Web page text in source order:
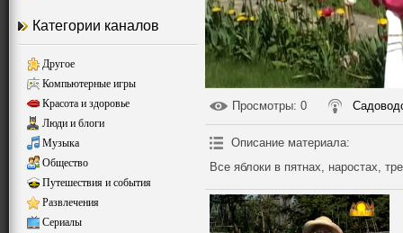
Категории каналов
Другое
Компьютерные игры
Красота и здоровье
Люди и блоги
Музыка
Общество
Путешествия и события
Развлечения
Сериалы
Просмотры: 0
Описание материала:
Все яблоки в пятнах, наростах,